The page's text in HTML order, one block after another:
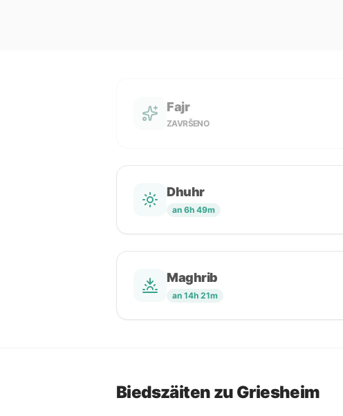
Fajr
ZAVRŠENO
Dhuhr
an 6h 49m
Maghrib
an 14h 21m
Biedszäiten zu Griesheim